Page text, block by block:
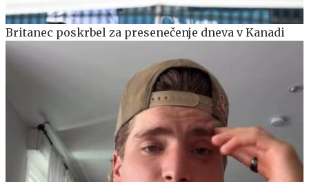
Britanec poskrbel za presenečenje dneva v Kanadi